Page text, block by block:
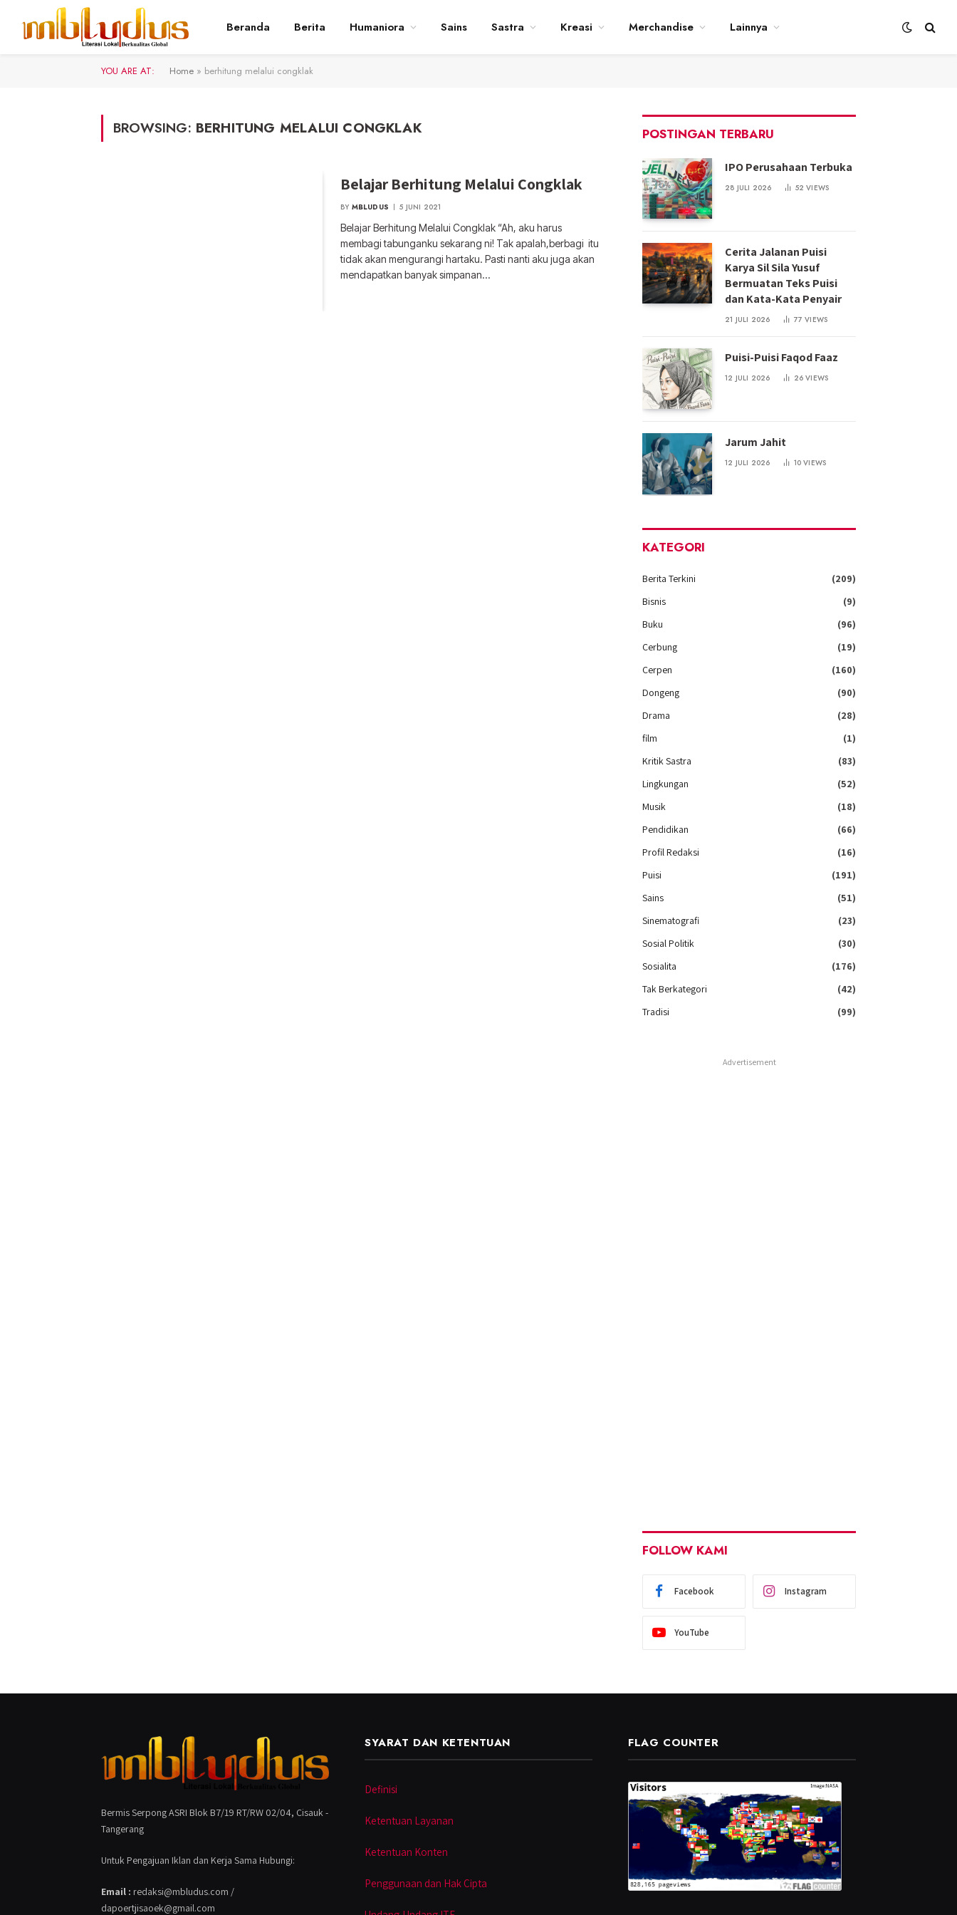
Beranda Berita Humaniora Sains Sastra Kreasi Merchandise Lainnya
YOU ARE AT: Home » berhitung melalui congklak
BROWSING: BERHITUNG MELALUI CONGKLAK
Belajar Berhitung Melalui Congklak
BY MBLUDUS 5 JUNI 2021
Belajar Berhitung Melalui Congklak “Ah, aku harus
membagi tabunganku sekarang ni! Tak apalah,berbagi itu
tidak akan mengurangi hartaku. Pasti nanti aku juga akan
mendapatkan banyak simpanan…
POSTINGAN TERBARU
IPO Perusahaan Terbuka
28 JULI 2026 52VIEWS
Cerita Jalanan Puisi
Karya Sil Sila Yusuf
Bermuatan Teks Puisi
dan Kata-Kata Penyair
21 JULI 2026 77VIEWS
Puisi-Puisi Faqod Faaz
12 JULI 2026 26VIEWS
Jarum Jahit
12 JULI 2026 10VIEWS
KATEGORI
Berita Terkini
(209)
Bisnis
(9)
Buku
(96)
Cerbung
(19)
Cerpen
(160)
Dongeng
(90)
Drama
(28)
film
(1)
Kritik Sastra
(83)
Lingkungan
(52)
Musik
(18)
Pendidikan
(66)
Profil Redaksi
(16)
Puisi
(191)
Sains
(51)
Sinematografi
(23)
Sosial Politik
(30)
Sosialita
(176)
Tak Berkategori
(42)
Tradisi
(99)
Advertisement
FOLLOW KAMI
Facebook Instagram
YouTube
Bermis Serpong ASRI Blok B7/19 RT/RW 02/04, Cisauk -
Tangerang
Untuk Pengajuan Iklan dan Kerja Sama Hubungi:
Email : redaksi@mbludus.com /
dapoertjisaoek@gmail.com
SYARAT DAN KETENTUAN
Definisi
Ketentuan Layanan
Ketentuan Konten
Penggunaan dan Hak Cipta
FLAG COUNTER